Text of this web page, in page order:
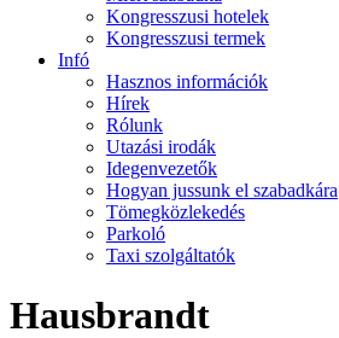
Kongresszusi hotelek
Kongresszusi termek
Infó
Hasznos információk
Hírek
Rólunk
Utazási irodák
Idegenvezetők
Hogyan jussunk el szabadkára
Tömegközlekedés
Parkoló
Taxi szolgáltatók
Hausbrandt